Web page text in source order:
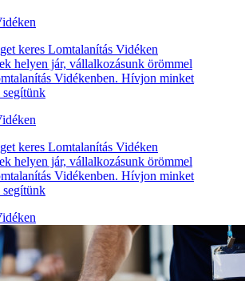
keres Lomtalanítás Vidéken
helyen jár, vállalkozásunk örömmel
Vidékenben. Hívjon minket
segítünk
keres Lomtalanítás Vidéken
helyen jár, vállalkozásunk örömmel
Vidékenben. Hívjon minket
segítünk